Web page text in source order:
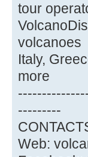
tour
volcanoes
Italy,
more
---------
Web: